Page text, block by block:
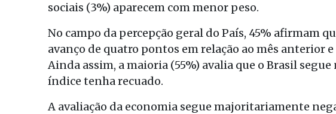
sociais (3%) aparecem com menor peso.
No campo da percepção geral do País, 45% afirmam
avanço de quatro pontos em relação ao mês anterior
Ainda assim, a maioria (55%) avalia que o Brasil
índice tenha recuado.
A avaliação da economia segue majoritariamente